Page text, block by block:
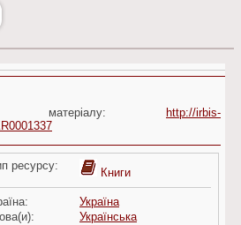
http://irbis-
ресурсу:
Книги
Україна
Українська